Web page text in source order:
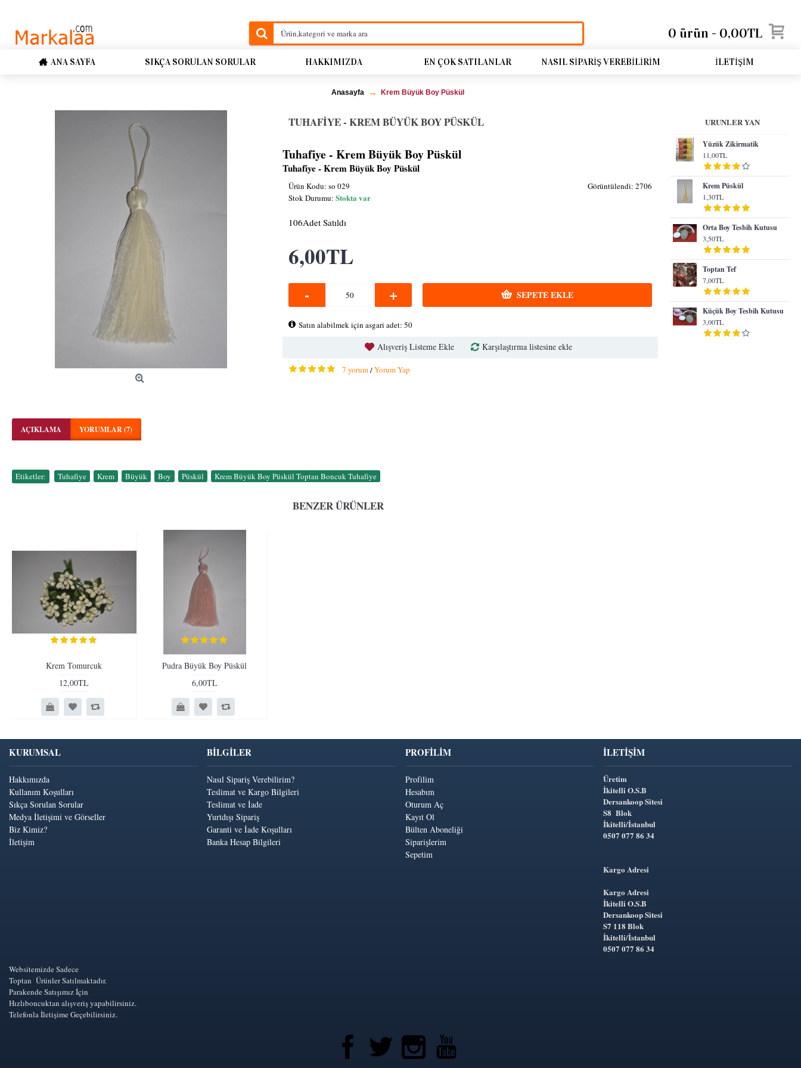
0 ürün - 0,00TL
ANA SAYFA SIKÇA SORULAN SORULAR HAKKIMIZDA EN ÇOK SATILANLAR NASIL SIPARIŞ VEREBILIRIM İLETIŞIM
Anasayfa Krem Büyük Boy Püskül
URUNLER YAN
Yüzük Zikirmatik
11,00TL
Krem Püskül
1,30TL
Orta Boy Tesbih Kutusu
3,50TL
Toptan Tef
7,00TL
Küçük Boy Tesbih Kutusu
3,00TL
TUHAFIYE - KREM BÜYÜK BOY PÜSKÜL
Tuhafiye - Krem Büyük Boy Püskül
Tuhafiye - Krem Büyük Boy Püskül
Görüntülendi: 2706
Ürün Kodu: so 029
Stok Durumu: Stokta var
106Adet Satıldı
6,00TL
- + SEPETE EKLE
Satın alabilmek için asgari adet: 50
Alışveriş Listeme Ekle Karşılaştırma listesine ekle
7 yorum/Yorum Yap
AÇIKLAMA YORUMLAR (7)
Etiketler: Tuhafiye Krem Büyük Boy Püskül Krem Büyük Boy Püskül Toptan Boncuk Tuhafiye
BENZER ÜRÜNLER
Krem Tomurcuk
12,00TL
Pudra Büyük Boy Püskül
6,00TL
KURUMSAL
Hakkımızda
Kullanım Koşulları
Sıkça Sorulan Sorular
Medya İletişimi ve Görseller
Biz Kimiz?
İletişim
BİLGİLER
Nasıl Sipariş Verebilirim?
Teslimat ve Kargo Bilgileri
Teslimat ve İade
Yurtdışı Sipariş
Garanti ve İade Koşulları
Banka Hesap Bilgileri
PROFİLİM
Profilim
Hesabım
Oturum Aç
Kayıt Ol
Bülten Aboneliği
Siparişlerim
Sepetim
İLETIŞIM
Üretim
İkitelli O.S.B
Dersankoop Sitesi
S8 Blok
İkitelli/İstanbul
0507 077 86 34
Kargo Adresi
Kargo Adresi
İkitelli O.S.B
Dersankoop Sitesi
S7 118 Blok
İkitelli/İstanbul
0507 077 86 34
Websitemizde Sadece
Toptan Ürünler Satılmaktadır.
Parakende Satışımız İçin
Hızlıboncuktan alışveriş yapabilirsiniz.
Telefonla İletişime Geçebilirsiniz.